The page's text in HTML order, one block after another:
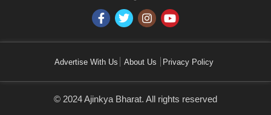
Advertise With Us About Us Privacy Policy
© 2024 Ajinkya Bharat. All rights reserved